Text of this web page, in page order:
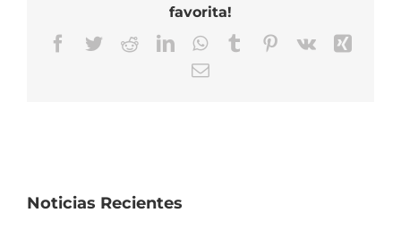
favorita!
Facebook
TwitterRedditLinkedInWhatsApp
TumblrPinterest
Vk
Correo
Noticias Recientes